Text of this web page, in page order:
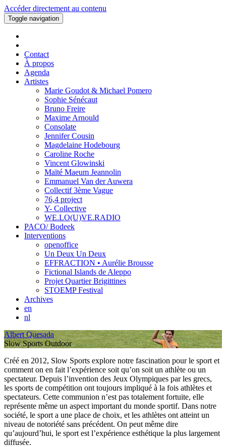
Accéder directement au contenu
Toggle navigation
Contact
À propos
Agenda
Artistes
Marie Goudot & Michael Pomero
Sophie Sénécaut
Bruno Freire
Maxime Arnould
Consolate
Jennifer Cousin
Magdelaine Hodebourg
Caroline Roche
Vincent Glowinski
Maïté Maeum Jeannolin
Emmanuel Van der Auwera
Collectif 3ème Vague
76,4 project
Y- Collective
WE.LO(U)VE.RADIO
PACO/ Bodeek
Interventions
openoffice
Un Deux Un Deux
EFFRACTION • Aurélie Brousse
Fictional Islands de Aleppo
Projet Quartier Brigittines
STOEMP Festival
Archives
en
nl
Albert Quesada
Slow Sports Outdoor
Créé en 2012, Slow Sports explore notre fascination pour le sport et
comment on en fait l’expérience soit qu’on soit un athlète ou un
spectateur. Depuis l’invention des Jeux Olympiques par les grecs,
les sports de compétition ont toujours impliqué à la fois athlètes et
spectateurs. Cette communion n’est pas totalement fortuite, elle
représente même un aspect important du monde sportif. Dans notre
société, le sport a une place de choix, et les athlètes ont atteint un
niveau de notoriété sans précédent. On peut même dire
qu’aujourd’hui, le sport est l’expérience esthétique la plus largement
diffusée.